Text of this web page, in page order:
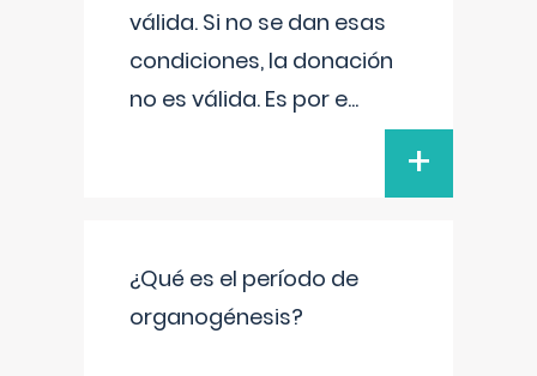
válida. Si no se dan esas
condiciones, la donación
no es válida. Es por e...
+
¿Qué es el período de
organogénesis?